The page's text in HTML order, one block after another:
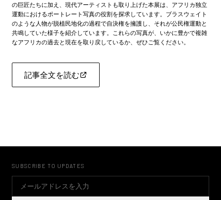
の巨匠たちに加え、現代アーティストも取り上げた本展は、アフリカ独立
運動におけるポートレート写真の役割を探求しています。ブラスウェイト
のような人物が脱植民地化の過程で自決権を擁護し、それが公民権運動と
共鳴していた様子を紹介しています。これらの写真が、いかに豊かで複雑
なアフリカの過去と現在を取り戻しているか、ぜひご覧ください。
記事全文を読む
SUBSCRIBE TO UPDATES